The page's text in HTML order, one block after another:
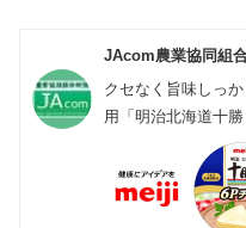
JAcom農業協同組
クセなく旨味しっ
用「明治北海道十勝